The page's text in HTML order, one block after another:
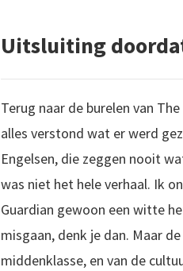
Uitsluiting
Terug naar de burelen van
alles verstond wat er werd
Engelsen, die zeggen nooit
was niet het hele verhaal. Ik
Guardian gewoon een witte
misgaan, denk je dan. Maar
middenklasse, en van de